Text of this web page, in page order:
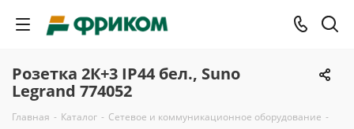
Розетка 2К+3 IP44 бел., Suno
Legrand 774052
Главная - Каталог - Сетевое и коммуникационное оборудование -